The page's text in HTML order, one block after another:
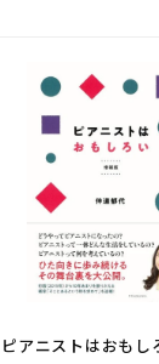
ピアニストはおもし